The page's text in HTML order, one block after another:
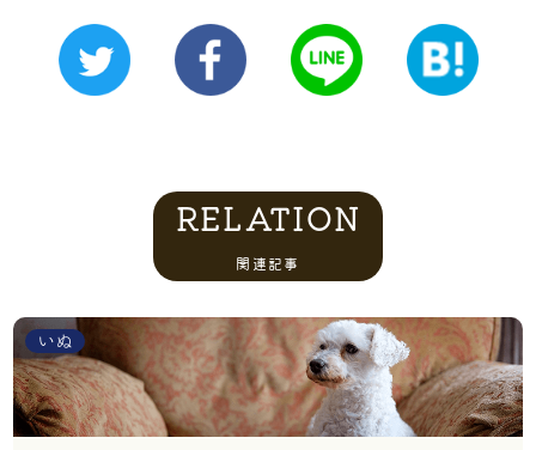
RELATION
関連記事
いぬ